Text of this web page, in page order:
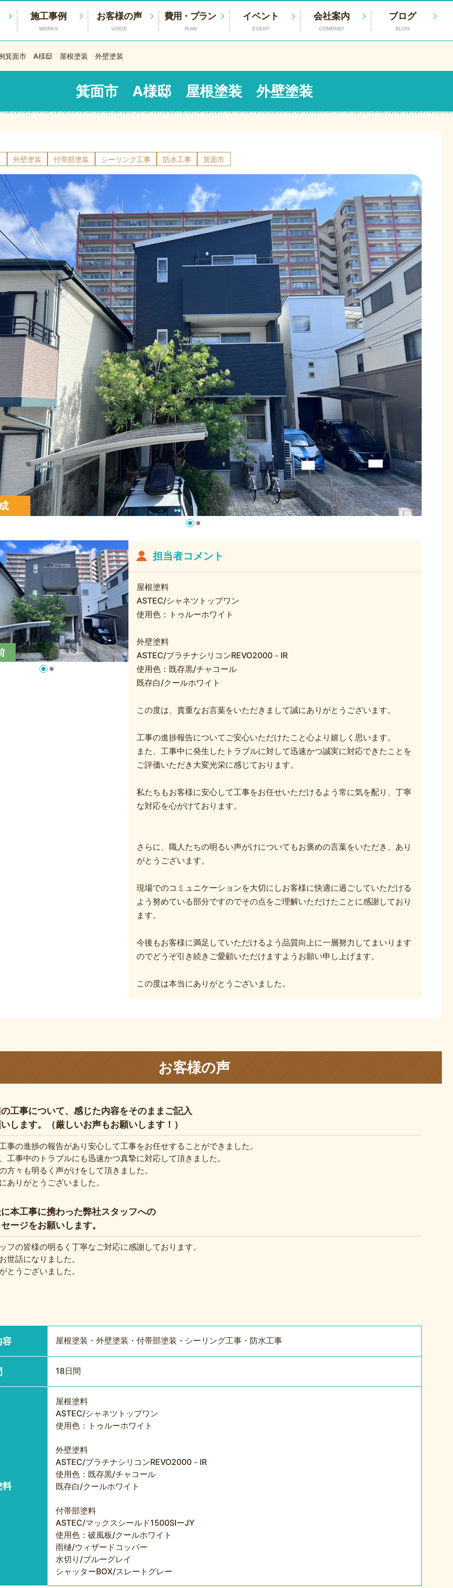
施工事例
WORKS
お客様の声
VOICE
費用・プラン
PLAN
イベント
EVENT
会社案内
COMPANY
ブログ
BLOG
箕面市 A様邸 屋根塗装 外壁塗装
箕面市 A様邸 屋根塗装 外壁塗装
外壁塗装 付帯部塗装 シーリング工事 防水工事 箕面市
担当者コメント
屋根塗料
ASTEC/シャネツトップワン
使用色：トゥルーホワイト
外壁塗料
ASTEC/プラチナシリコンREVO2000－IR
使用色：既存黒/チャコール
既存白/クールホワイト
この度は、貴重なお言葉をいただきまして誠にありがとうございます。
工事の進捗報告についてご安心いただけたこと心より嬉しく思います。
また、工事中に発生したトラブルに対して迅速かつ誠実に対応できたことを
ご評価いただき大変光栄に感じております。
私たちもお客様に安心して工事をお任せいただけるよう常に気を配り、丁寧
な対応を心がけております。
さらに、職人たちの明るい声がけについてもお褒めの言葉をいただき、あり
がとうございます。
現場でのコミュニケーションを大切にしお客様に快適に過ごしていただける
よう努めている部分ですのでその点をご理解いただけたことに感謝しており
ます。
今後もお客様に満足していただけるよう品質向上に一層努力してまいります
のでどうぞ引き続きご愛顧いただけますようお願い申し上げます。
この度は本当にありがとうございました。
お客様の声
工事について、感じた内容をそのままご記入
します。（厳しいお声もお願いします！）
事の進捗の報告があり安心して工事をお任せすることができました。
工事中のトラブルにも迅速かつ真摯に対応して頂きました。
方々も明るく声がけをして頂きました。
ありがとうございました。
本工事に携わった弊社スタッフへの
ージをお願いします。
フの皆様の明るく丁寧なご対応に感謝しております。
世話になりました。
とうございました。
容 屋根塗装・外壁塗装・付帯部塗装・シーリング工事・防水工事
18日間
料
屋根塗料
ASTEC/シャネツトップワン
使用色：トゥルーホワイト
外壁塗料
ASTEC/プラチナシリコンREVO2000－IR
使用色：既存黒/チャコール
既存白/クールホワイト
付帯部塗料
ASTEC/マックスシールド1500SIーJY
使用色：破風板/クールホワイト
雨樋/ウィザードコッパー
水切り/ブルーグレイ
シャッターBOX/スレートグレー